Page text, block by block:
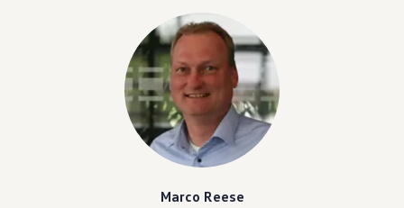
Marco Reese